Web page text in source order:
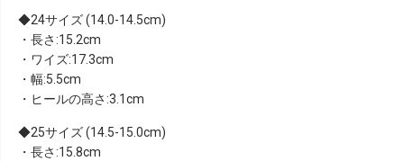
24サイズ (14.0-14.5cm)
・長さ:15.2cm
・ワイズ:17.3cm
・幅:5.5cm
・ヒールの高さ:3.1cm
25サイズ (14.5-15.0cm)
・長さ:15.8cm